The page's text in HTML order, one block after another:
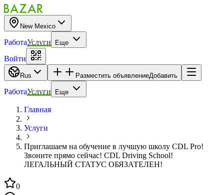
New Mexico
РаботаУслуги Еще
Войти
Rus Разместить объявлениеДобавить
РаботаУслуги Еще
Главная
Услуги
Приглашаем на обучение в лучшую школу CDL Pro!
Звоните прямо сейчас! CDL Driving School!
ЛЕГАЛЬНЫЙ СТАТУС ОБЯЗАТЕЛЕН!
0